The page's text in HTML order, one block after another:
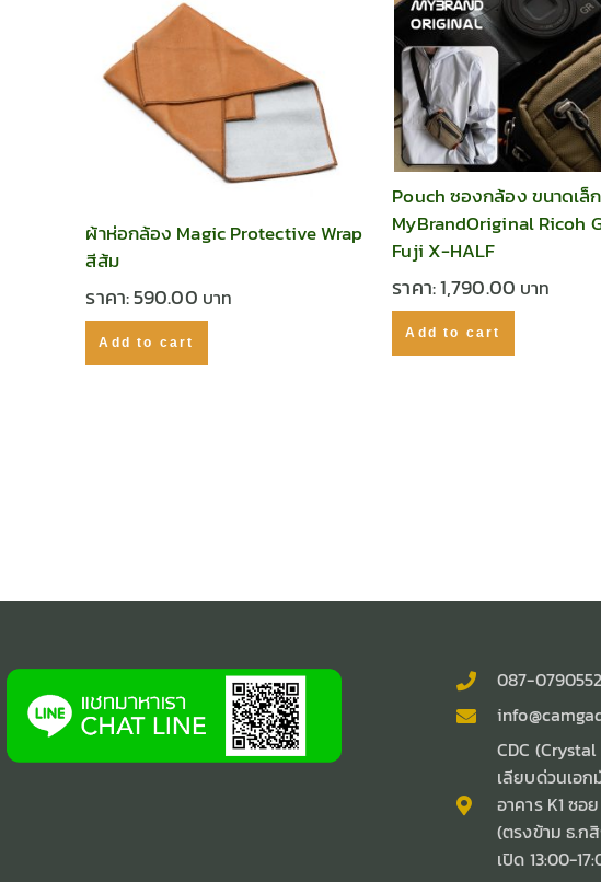
ผ้าห่อกล้อง Magic Protective Wrap
สีส้ม
ราคา:590.00
Add to cart
Pouch ซองกล้อง ขนาดเล็ก
MyBrandOriginal Ricoh
Fuji X-HALF
ราคา:1,790.00
Add to cart
087-0790552
CDC
เลียบด่วนเอ
อาคาร K1 ซอ
(ตรงข้าม ธ.ก
เปิด 13:00-